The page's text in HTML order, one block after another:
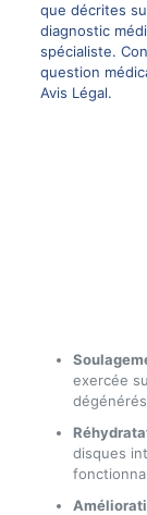
que décrites
diagnostic
spécialiste.
question
Avis Légal.
exercée
disques